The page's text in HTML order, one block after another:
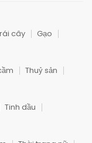
cây
Gạo
Thuỷ sản
Tinh dầu